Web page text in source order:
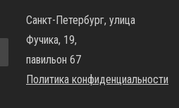
Санкт-Петербург, улица
Фучика, 19,
павильон 67
Политика конфиденциальности